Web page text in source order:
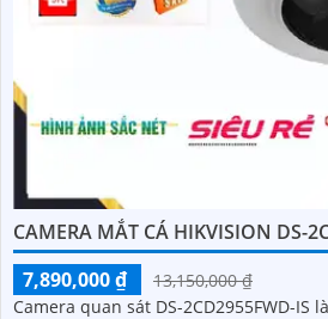
CAMERA MẮT CÁ HIKVISION DS-
7,890,000 ₫
13,150,000 ₫
Camera quan sát DS-2CD2955FWD-IS